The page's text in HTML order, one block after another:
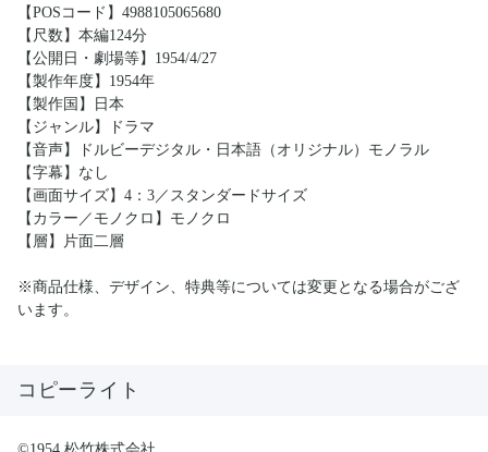
【POSコード】4988105065680
【尺数】本編124分
【公開日・劇場等】1954/4/27
【製作年度】1954年
【製作国】日本
【ジャンル】ドラマ
【音声】ドルビーデジタル・日本語（オリジナル）モノラル
【字幕】なし
【画面サイズ】4：3／スタンダードサイズ
【カラー／モノクロ】モノクロ
【層】片面二層
※商品仕様、デザイン、特典等については変更となる場合がござ
います。
コピーライト